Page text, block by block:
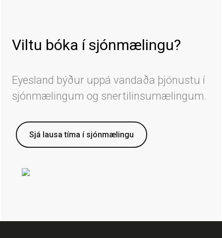
Viltu bóka í sjónmælingu?
Eyesland býður uppá vandaða þjónustu í
sjónmælingum og snertilinsumælingum.
Sjá lausa tíma í sjónmælingu